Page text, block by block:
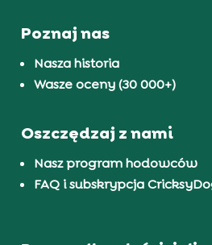
Poznaj nas
Nasza historia
Wasze oceny (30 000+)
Oszczędzaj z nami
Nasz program hodowców
FAQ i subskrypcja